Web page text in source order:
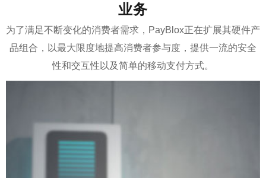
业务
为了满足不断变化的消费者需求，PayBlox正在扩展其硬件产
品组合，以最大限度地提高消费者参与度，提供一流的安全
性和交互性以及简单的移动支付方式。